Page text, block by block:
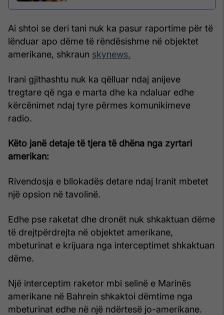
Ai shtoi se deri tani nuk ka pasur raportime për të
lënduar apo dëme të rëndësishme në objektet
amerikane, shkraun skynews.
Irani gjithashtu nuk ka qëlluar ndaj anijeve
tregtare që nga e marta dhe ka ndaluar edhe
kërcënimet ndaj tyre përmes komunikimeve
radio.
Këto janë detaje të tjera të dhëna nga zyrtari
amerikan:
Rivendosja e bllokadës detare ndaj Iranit mbetet
një opsion në tavolinë.
Edhe pse raketat dhe dronët nuk shkaktuan dëme
të drejtpërdrejta në objektet amerikane,
mbeturinat e krijuara nga interceptimet shkaktuan
dëme.
Një interceptim raketor mbi selinë e Marinës
amerikane në Bahrein shkaktoi dëmtime nga
mbeturinat edhe në një ndërtesë jo-amerikane.